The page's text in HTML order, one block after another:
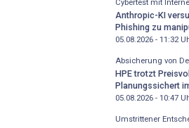
Cybertest mit
Anthropic-KI
Phishing zu
05.08.2026 - 11:32
Absicherung von
HPE trotzt
Planungssichert
05.08.2026 - 10:47
Umstrittener